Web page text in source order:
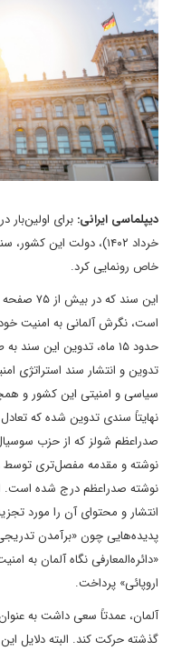
دیپلماسی ایرانی:
خرداد ۱۴۰۲)، دولت این
خاص رونمایی کرد.
این سند
است،‌ نگرش آلمانی به امنیت
تدوین و انتشار سند استراتژی
سیاسی و امنیتی این کشور و
نهایتاً سندی تدوین شده که
صدراعظم شولز که از حزب
نوشته و مقدمه مفصل‌تری توسط
نوشته صدراعظم درج شده
انتشار و محتوای آن را مورد
پدیده‌هایی چون «برآمدن
«دائره‌المعارفی نگاه آلمان به
اروپائی» پرداخت.
آلمان، عمدتاً سعی داشت به
گذشته حرکت کند. البته دلایل